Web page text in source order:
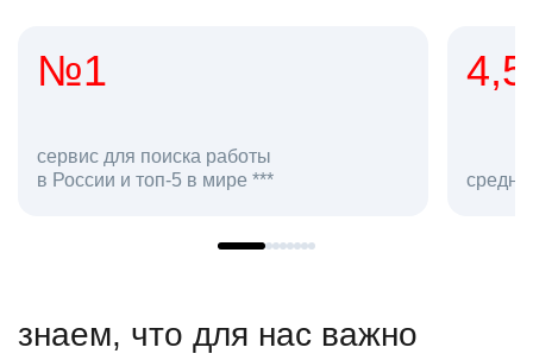
4,5
средняя оценка hh.ru как работодателя **
в hh.ru
знаем, что для нас важно